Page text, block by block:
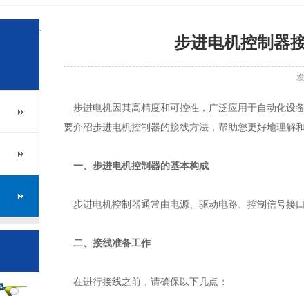
步进电机控制器
步进电机因其高精度和可控性，广泛应用于自动化设
要介绍步进电机控制器的接线方法，帮助您更好地理解
一、步进电机控制器的基本构成
步进电机控制器通常由电源、驱动电路、控制信号接
二、接线准备工作
在进行接线之前，请确保以下几点：